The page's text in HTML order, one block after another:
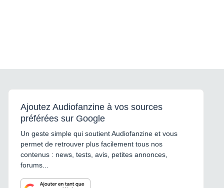
Ajoutez Audiofanzine à vos sources
préférées sur Google
Un geste simple qui soutient Audiofanzine et vous
permet de retrouver plus facilement tous nos
contenus : news, tests, avis, petites annonces,
forums...